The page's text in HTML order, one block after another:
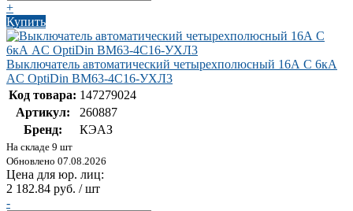
+
Купить
Выключатель автоматический четырехполюсный 16А C 6кА
AC OptiDin BM63-4C16-УХЛ3
Код товара: 147279024
Артикул:
260887
Бренд:
КЭАЗ
На складе 9 шт
Обновлено 07.08.2026
Цена для юр. лиц:
2 182.84 руб. / шт
-